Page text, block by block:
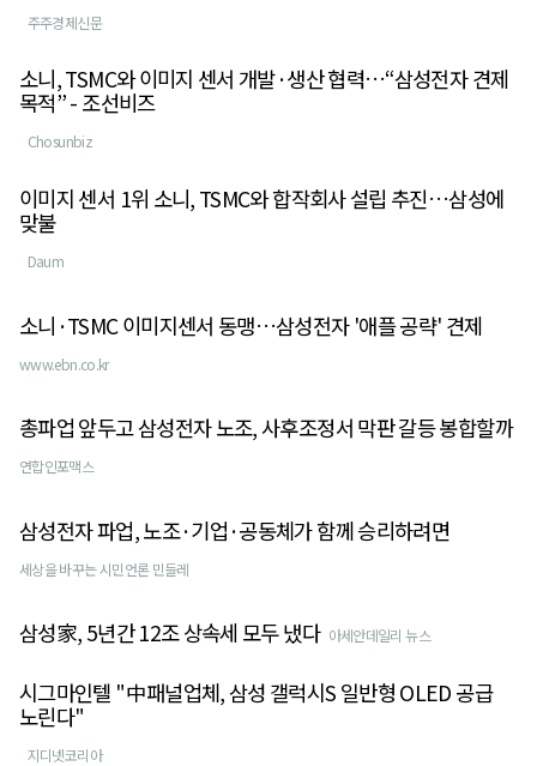
주주경제신문
소니, TSMC와 이미지 센서 개발·생산 협력…“삼성전자 견제
목적” - 조선비즈
Chosunbiz
이미지 센서 1위 소니, TSMC와 합작회사 설립 추진…삼성에
맞불
Daum
소니·TSMC 이미지센서 동맹…삼성전자 '애플 공략' 견제
www.ebn.co.kr
총파업 앞두고 삼성전자 노조, 사후조정서 막판 갈등 봉합할까
연합인포맥스
삼성전자 파업, 노조·기업·공동체가 함께 승리하려면
세상을 바꾸는 시민언론 민들레
삼성家, 5년간 12조 상속세 모두 냈다 아세안데일리 뉴스
시그마인텔 "中패널업체, 삼성 갤럭시S 일반형 OLED 공급
노린다"
지디넷코리아